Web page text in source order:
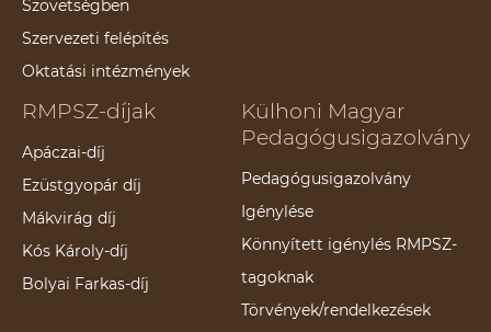
Szövetségben
Szervezeti felépítés
Oktatási intézmények
RMPSZ-díjak
Apáczai-díj
Ezüstgyopár díj
Mákvirág díj
Kós Károly-díj
Bolyai Farkas-díj
Külhoni Magyar
Pedagógusigazolvány
Pedagógusigazolvány
Igénylése
Könnyített igénylés RMPSZ-
tagoknak
Törvények/rendelkezések